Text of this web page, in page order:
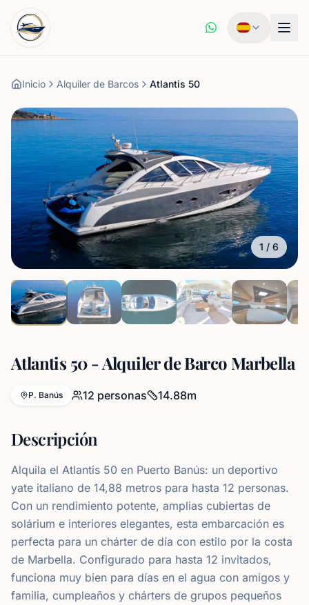
Inicio Alquiler de Barcos Atlantis 50
1 / 6
Atlantis 50 - Alquiler de Barco Marbella
P. Banús 12 personas 14.88m
Descripción
Alquila el Atlantis 50 en Puerto Banús: un deportivo
yate italiano de 14,88 metros para hasta 12 personas.
Con un rendimiento potente, amplias cubiertas de
solárium e interiores elegantes, esta embarcación es
perfecta para un chárter de día con estilo por la costa
de Marbella. Configurado para hasta 12 invitados,
funciona muy bien para días en el agua con amigos y
familia, cumpleaños y chárters de grupos pequeños